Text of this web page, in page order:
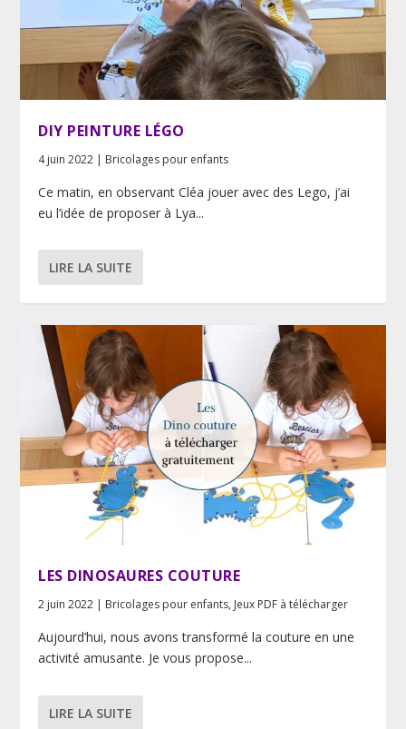
DIY PEINTURE LÉGO
4 juin 2022 | Bricolages pour enfants
Ce matin, en observant Cléa jouer avec des Lego, j’ai
eu l’idée de proposer à Lya...
LIRE LA SUITE
LES DINOSAURES COUTURE
2 juin 2022 | Bricolages pour enfants, Jeux PDF à télécharger
Aujourd’hui, nous avons transformé la couture en une
activité amusante. Je vous propose...
LIRE LA SUITE